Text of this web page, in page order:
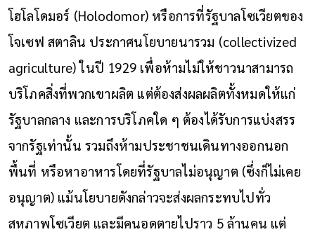
โฮโลโดมอร์ (Holodomor) หรือการที่รัฐบาลโซเวียตของ
โจเซฟ สตาลิน ประกาศนโยบายนารวม (collectivized
agriculture) ในปี 1929 เพื่อห้ามไม่ให้ชาวนาสามารถ
บริโภคสิ่งที่พวกเขาผลิต แต่ต้องส่งผลผลิตทั้งหมดให้แก่
รัฐบาลกลาง และการบริโภคใด ๆ ต้องได้รับการแบ่งสรร
จากรัฐเท่านั้น รวมถึงห้ามประชาชนเดินทางออกนอก
พื้นที่ หรือหาอาหารโดยที่รัฐบาลไม่อนุญาต (ซึ่งก็ไม่เคย
อนุญาต) แม้นโยบายดังกล่าวจะส่งผลกระทบไปทั่ว
สหภาพโซเวียต และมีคนอดตายไปราว 5 ล้านคน แต่